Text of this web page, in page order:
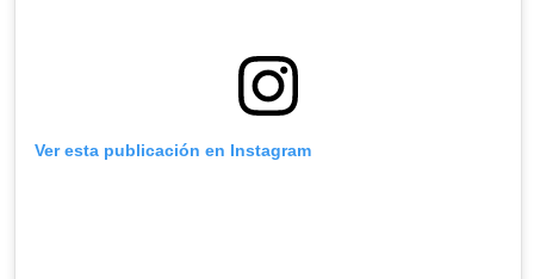
Ver esta publicación en Instagram